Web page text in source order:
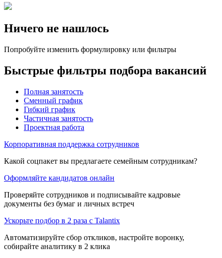
Ничего не нашлось
Попробуйте изменить формулировку или фильтры
Быстрые фильтры подбора вакансий
Полная занятость
Сменный график
Гибкий график
Частичная занятость
Проектная работа
Корпоративная поддержка сотрудников
Какой соцпакет вы предлагаете семейным сотрудникам?
Оформляйте кандидатов онлайн
Проверяйте сотрудников и подписывайте кадровые
документы без бумаг и личных встреч
Ускорьте подбор в 2 раза с Talantix
Автоматизируйте сбор откликов, настройте воронку,
собирайте аналитику в 2 клика